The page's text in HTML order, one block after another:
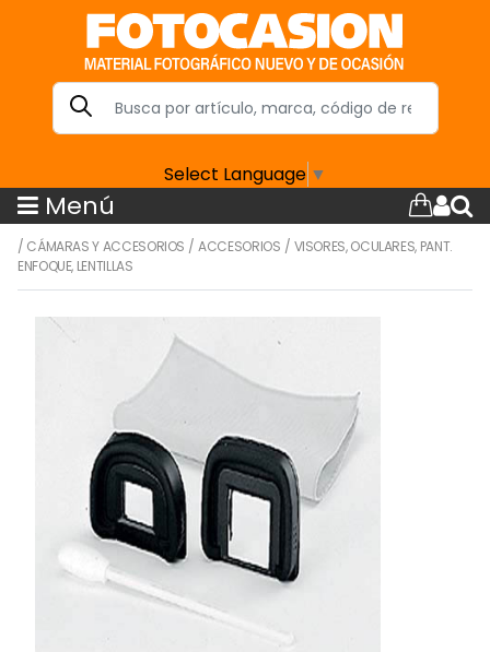
Select Language ▼
Menú
/ CÁMARAS Y ACCESORIOS /ACCESORIOS / VISORES, OCULARES, PANT.
ENFOQUE, LENTILLAS